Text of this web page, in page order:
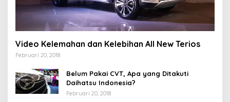
Video Kelemahan dan Kelebihan All New Terios
Februari 20, 2018
Belum Pakai CVT, Apa yang Ditakuti
Daihatsu Indonesia?
Februari 20, 2018